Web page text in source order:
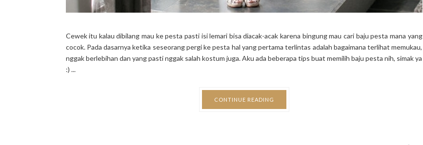
Cewek itu kalau dibilang mau ke pesta pasti isi lemari bisa diacak-acak karena bingung mau cari baju pesta mana yang
cocok. Pada dasarnya ketika seseorang pergi ke pesta hal yang pertama terlintas adalah bagaimana terlihat memukau,
nggak berlebihan dan yang pasti nggak salah kostum juga. Aku ada beberapa tips buat memilih baju pesta nih, simak ya
:) ...
CONTINUE READING